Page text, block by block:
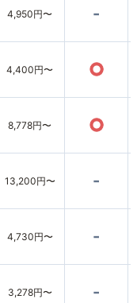
4,950円〜 -
4,400円〜 ○
8,778円〜 ○
13,200円〜 -
4,730円〜 -
3,278円〜 -